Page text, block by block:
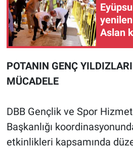
Aslan
POTANIN GENÇ
MÜCADELE
DBB Gençlik ve Spor
Başkanlığı
etkinlikleri kapsamında